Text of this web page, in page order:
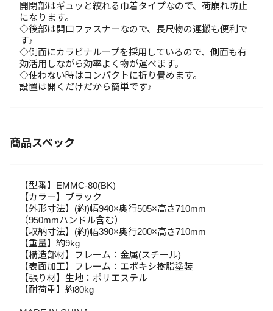
開閉部はギュッと絞れる巾着タイプなので、荷崩れ防止
になります。
◇後部は開口ファスナーなので、長尺物の運搬も便利で
す♪
◇側面にカラビナループを採用しているので、側面も有
効活用しながら効率よく物が運べます。
◇使わない時はコンパクトに折り畳めます。
設置は開くだけだから簡単です♪
商品スペック
【型番】EMMC-80(BK)
【カラー】ブラック
【外形寸法】(約)幅940×奥行505×高さ710mm
（950mmハンドル含む）
【収納寸法】(約)幅390×奥行200×高さ710mm
【重量】約9kg
【構造部材】フレーム：金属(スチール)
【表面加工】フレーム：エポキシ樹脂塗装
【張り材】生地：ポリエステル
【耐荷重】約80kg